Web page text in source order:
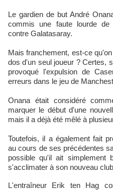
Le gardien de but André
commis une faute lourde
contre Galatasaray.
Mais franchement, est-ce
dos d'un seul joueur ? Certes,
provoqué l'expulsion de
erreurs dans le jeu de
Onana était considéré
marquer le début d'une
mais il a déjà été mêlé à
Toutefois, il a également fait
au cours de ses précédentes
possible qu'il ait simplement
s'acclimater à son nouveau
L'entraîneur Erik ten Hag continue d'afficher sa confiance